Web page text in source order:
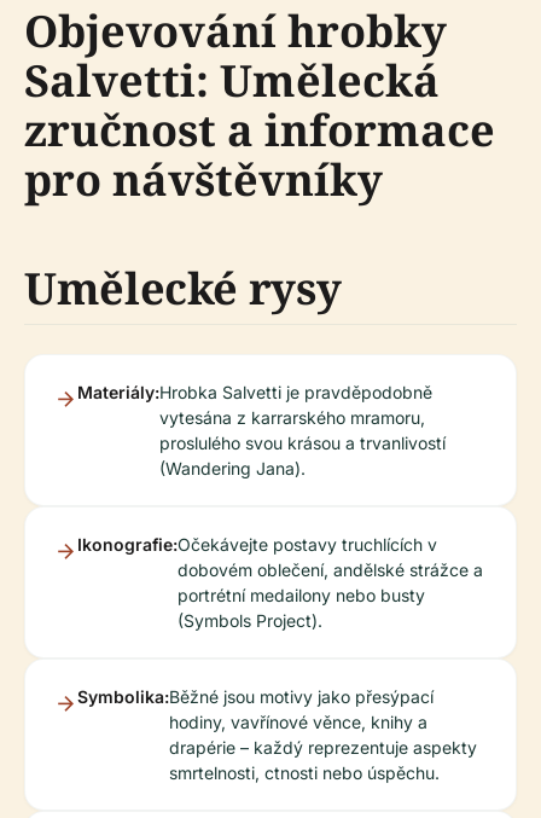
Objevování hrobky
Salvetti: Umělecká
zručnost a informace
pro návštěvníky
Umělecké rysy
Materiály:Hrobka Salvetti je pravděpodobně
vytesána z karrarského mramoru,
proslulého svou krásou a trvanlivostí
(Wandering Jana).
Ikonografie:Očekávejte postavy truchlících v
dobovém oblečení, andělské strážce a
portrétní medailony nebo busty
(Symbols Project).
Symbolika:Běžné jsou motivy jako přesýpací
hodiny, vavřínové věnce, knihy a
drapérie – každý reprezentuje aspekty
smrtelnosti, ctnosti nebo úspěchu.